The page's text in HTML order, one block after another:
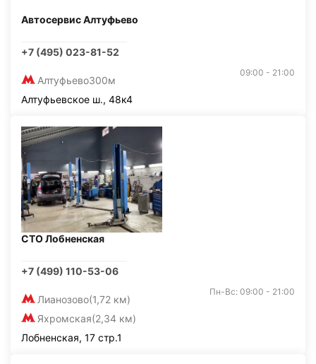
Автосервис Алтуфьево
+7 (495) 023-81-52
Алтуфьево300м
09:00 - 21:00
Алтуфьевское ш., 48к4
СТО Лобненская
+7 (499) 110-53-06
Лианозово(1,72 км)
Яхромская(2,34 км)
Пн-Вс: 09:00 - 21:00
Лобненская, 17 стр.1